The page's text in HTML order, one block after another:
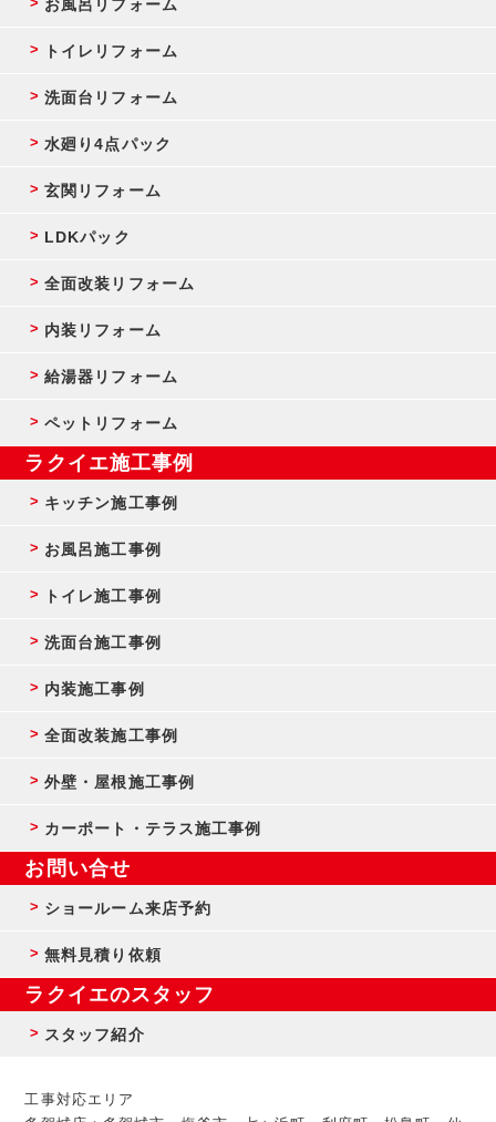
お風呂リフォーム
トイレリフォーム
洗面台リフォーム
水廻り4点パック
玄関リフォーム
LDKパック
全面改装リフォーム
内装リフォーム
給湯器リフォーム
ペットリフォーム
ラクイエ施工事例
キッチン施工事例
お風呂施工事例
トイレ施工事例
洗面台施工事例
内装施工事例
全面改装施工事例
外壁・屋根施工事例
カーポート・テラス施工事例
お問い合せ
ショールーム来店予約
無料見積り依頼
ラクイエのスタッフ
スタッフ紹介
工事対応エリア